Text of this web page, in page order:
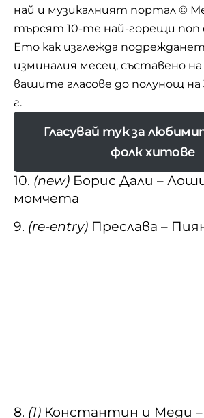
най и музикалният портал ©
търсят 10-те най-горещи поп
Ето как изглежда
изминалия месец, съставено на
вашите гласове до полунощ на
г.
Гласувай тук за
фолк хитове
10. (new) Борис Дали –
момчета
9. (re-entry) Преслава –
8. (1) Константин и Меди